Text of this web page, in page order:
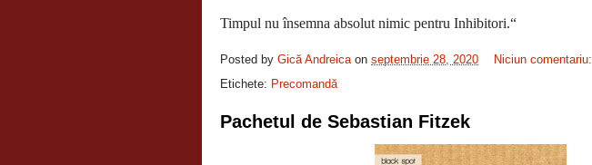
Timpul nu însemna absolut nimic pentru Inhibitori.“
Posted by Gică Andreica on septembrie 28, 2020
Niciun comentariu:
Etichete: Precomandă
Pachetul de Sebastian Fitzek